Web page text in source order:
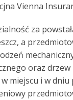
Vienna
za
a
oraz
miejscu i w